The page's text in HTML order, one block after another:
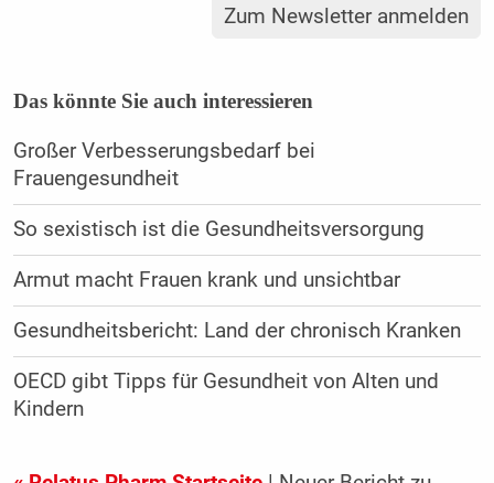
Zum Newsletter anmelden
Das könnte Sie auch interessieren
Großer Verbesserungsbedarf bei
Frauengesundheit
So sexistisch ist die Gesundheitsversorgung
Armut macht Frauen krank und unsichtbar
Gesundheitsbericht: Land der chronisch Kranken
OECD gibt Tipps für Gesundheit von Alten und
Kindern